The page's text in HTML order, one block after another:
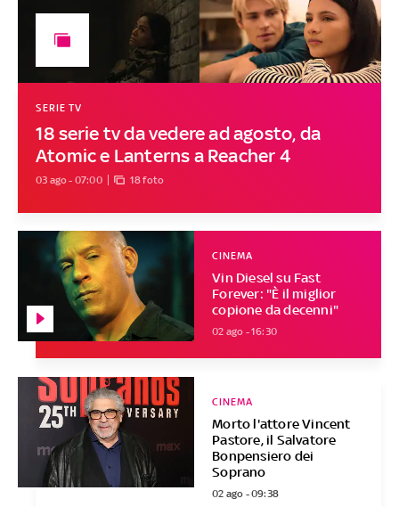
18 serie tv da vedere ad agosto, da
Atomic e Lanterns a Reacher 4
SERIE TV
03 ago - 07:00 18 foto
Vin Diesel su Fast
Forever: "È il miglior
copione da decenni"
CINEMA
02 ago - 16:30
Morto l'attore Vincent
Pastore, il Salvatore
Bonpensiero dei
Soprano
CINEMA
02 ago - 09:38